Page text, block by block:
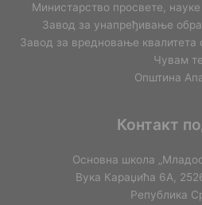
Министарство просвете, науке
Завод за унапређивање
Завод за вредновање
Чувам те
Општина
Контакт
Основна школа
Вука Караџића 6А,
Република